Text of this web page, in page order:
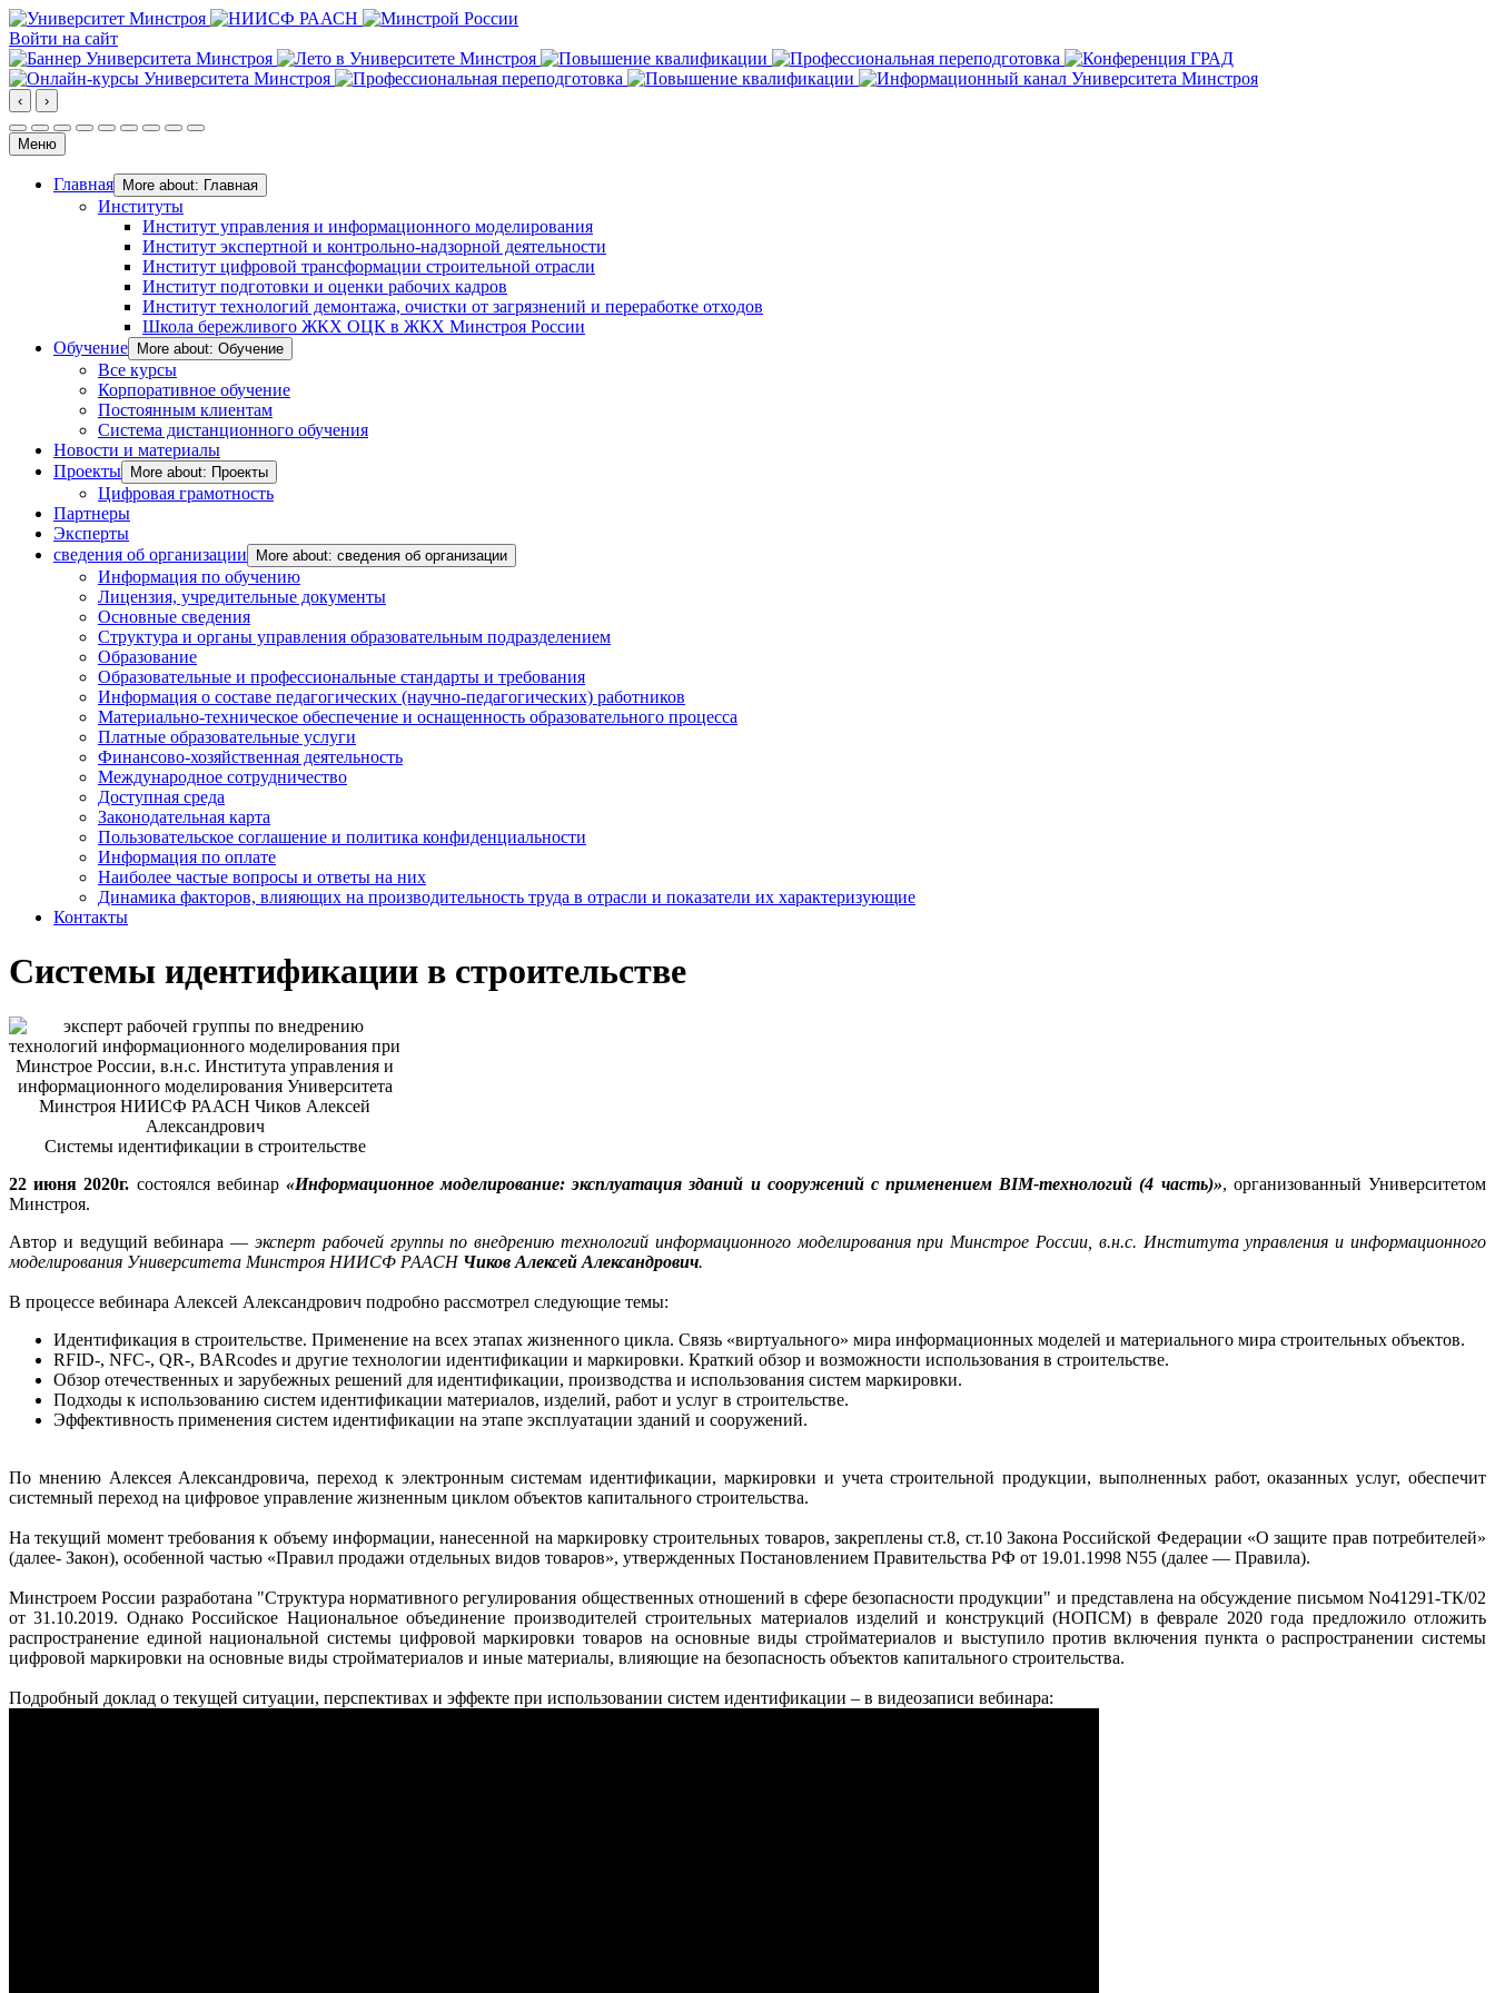
Войти на сайт
‹ ›
Меню
Главная More about: Главная
Институты
Институт управления и информационного моделирования
Институт экспертной и контрольно-надзорной деятельности
Институт цифровой трансформации строительной отрасли
Институт подготовки и оценки рабочих кадров
Институт технологий демонтажа, очистки от загрязнений и переработке отходов
Школа бережливого ЖКХ ОЦК в ЖКХ Минстроя России
Обучение
More about: Обучение
Все курсы
Корпоративное обучение
Постоянным клиентам
Система дистанционного обучения
Новости и материалы
Проекты
More about: Проекты
Цифровая грамотность
Партнеры
Эксперты
сведения об организации
More about: сведения об организации
Информация по обучению
Лицензия, учредительные документы
Основные сведения
Структура и органы управления образовательным подразделением
Образование
Образовательные и профессиональные стандарты и требования
Информация о составе педагогических (научно-педагогических) работников
Материально-техническое обеспечение и оснащенность образовательного процесса
Платные образовательные услуги
Финансово-хозяйственная деятельность
Международное сотрудничество
Доступная среда
Законодательная карта
Пользовательское соглашение и политика конфиденциальности
Информация по оплате
Наиболее частые вопросы и ответы на них
Динамика факторов, влияющих на производительность труда в отрасли и показатели их характеризующие
Контакты
Системы идентификации в строительстве
Системы идентификации в строительстве
22 июня 2020г. состоялся вебинар «Информационное моделирование: эксплуатация зданий и сооружений с применением BIM-технологий (4 часть)», организованный Университетом
Минстроя.
Автор и ведущий вебинара — эксперт рабочей группы по внедрению технологий информационного моделирования при Минстрое России, в.н.с. Института управления и информационного
моделирования Университета Минстроя НИИСФ РААСН Чиков Алексей Александрович.
В процессе вебинара Алексей Александрович подробно рассмотрел следующие темы:
Идентификация в строительстве. Применение на всех этапах жизненного цикла. Связь «виртуального» мира информационных моделей и материального мира строительных объектов.
RFID-, NFC-, QR-, BARcodеs и другие технологии идентификации и маркировки. Краткий обзор и возможности использования в строительстве.
Обзор отечественных и зарубежных решений для идентификации, производства и использования систем маркировки.
Подходы к использованию систем идентификации материалов, изделий, работ и услуг в строительстве.
Эффективность применения систем идентификации на этапе эксплуатации зданий и сооружений.
По мнению Алексея Александровича, переход к электронным системам идентификации, маркировки и учета строительной продукции, выполненных работ, оказанных услуг, обеспечит
системный переход на цифровое управление жизненным циклом объектов капитального строительства.
На текущий момент требования к объему информации, нанесенной на маркировку строительных товаров, закреплены ст.8, ст.10 Закона Российской Федерации «О защите прав потребителей»
(далее- Закон), особенной частью «Правил продажи отдельных видов товаров», утвержденных Постановлением Правительства РФ от 19.01.1998 N55 (далее — Правила).
Минстроем России разработана "Структура нормативного регулирования общественных отношений в сфере безопасности продукции" и представлена на обсуждение письмом No41291-ТК/02
от 31.10.2019. Однако Российское Национальное объединение производителей строительных материалов изделий и конструкций (НОПСМ) в феврале 2020 года предложило отложить
распространение единой национальной системы цифровой маркировки товаров на основные виды стройматериалов и выступило против включения пункта о распространении системы
цифровой маркировки на основные виды стройматериалов и иные материалы, влияющие на безопасность объектов капитального строительства.
Подробный доклад о текущей ситуации, перспективах и эффекте при использовании систем идентификации – в видеозаписи вебинара: